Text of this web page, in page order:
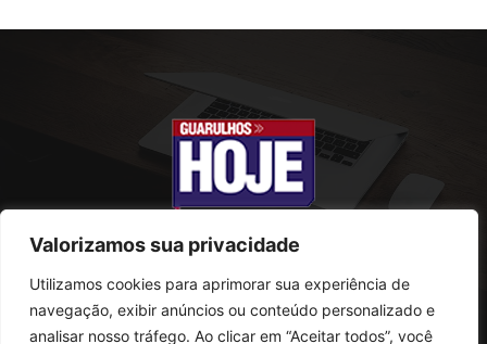
Valorizamos sua privacidade
Utilizamos cookies para aprimorar sua experiência de
navegação, exibir anúncios ou conteúdo personalizado e
analisar nosso tráfego. Ao clicar em “Aceitar todos”, você
SOBRE NÓS